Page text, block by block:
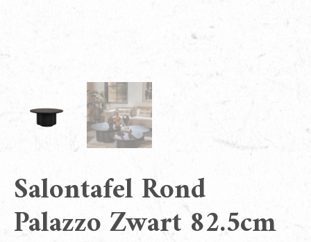
Salontafel Rond
Palazzo Zwart 82.5cm